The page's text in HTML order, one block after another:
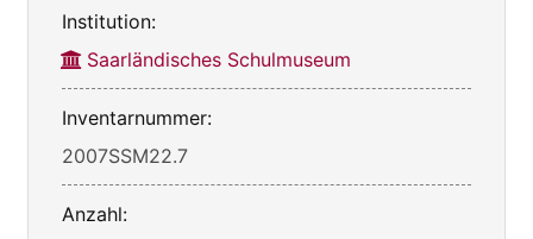
Institution:
Saarländisches Schulmuseum
Inventarnummer:
2007SSM22.7
Anzahl: